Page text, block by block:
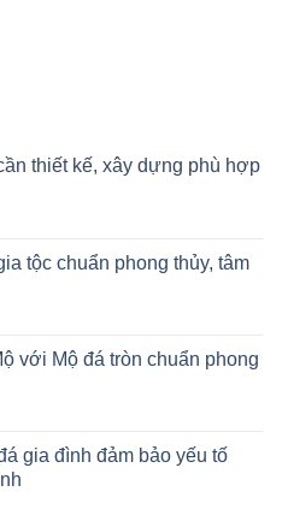
thiết kế, xây dựng phù hợp
tộc chuẩn phong thủy, tâm
với Mộ đá tròn chuẩn phong
gia đình đảm bảo yếu tố